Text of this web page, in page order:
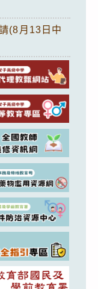
(8月13日中